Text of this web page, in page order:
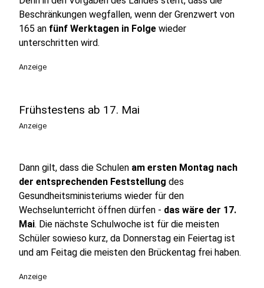
Beschränkungen wegfallen, wenn der Grenzwert von
165 an fünf Werktagen in Folge wieder
unterschritten wird.
Anzeige
Frühstestens ab 17. Mai
Anzeige
Dann gilt, dass die Schulen am ersten Montag nach
der entsprechenden Feststellung des
Gesundheitsministeriums wieder für den
Wechselunterricht öffnen dürfen - das wäre der 17.
Mai. Die nächste Schulwoche ist für die meisten
Schüler sowieso kurz, da Donnerstag ein Feiertag ist
und am Feitag die meisten den Brückentag frei haben.
Anzeige